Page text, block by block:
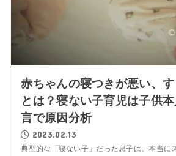
赤ちゃんの寝つきが悪い、
とは？寝ない子育児は子供
言で原因分析
2023.02.13
典型的な「寝ない子」だった息子は、本当に